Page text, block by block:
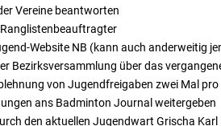
Vereine beantworten
Website NB (kann auch anderweitig
Bezirksversammlung über das
von Jugendfreigaben zwei Mal
ans Badminton Journal weitergeben
den aktuellen Jugendwart Grischa